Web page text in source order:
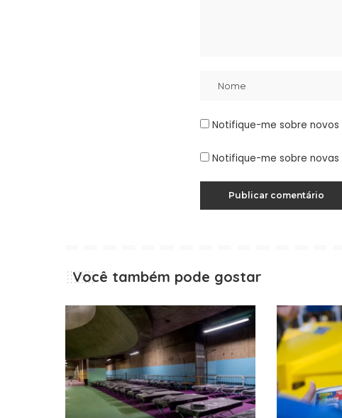
Notifique-me sobre
Notifique-me sobre
Você também pode gostar